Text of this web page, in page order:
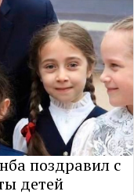
поздравил с
детей